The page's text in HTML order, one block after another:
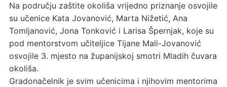
Na području zaštite okoliša vrijedno priznanje osvojile
su učenice Kata Jovanović, Marta Nižetić, Ana
Tomljanović, Jona Tonković i Larisa Špernjak, koje su
pod mentorstvom učiteljice Tijane Mali-Jovanović
osvojile 3. mjesto na županijskoj smotri Mladih čuvara
okoliša.
Gradonačelnik je svim učenicima i njihovim mentorima